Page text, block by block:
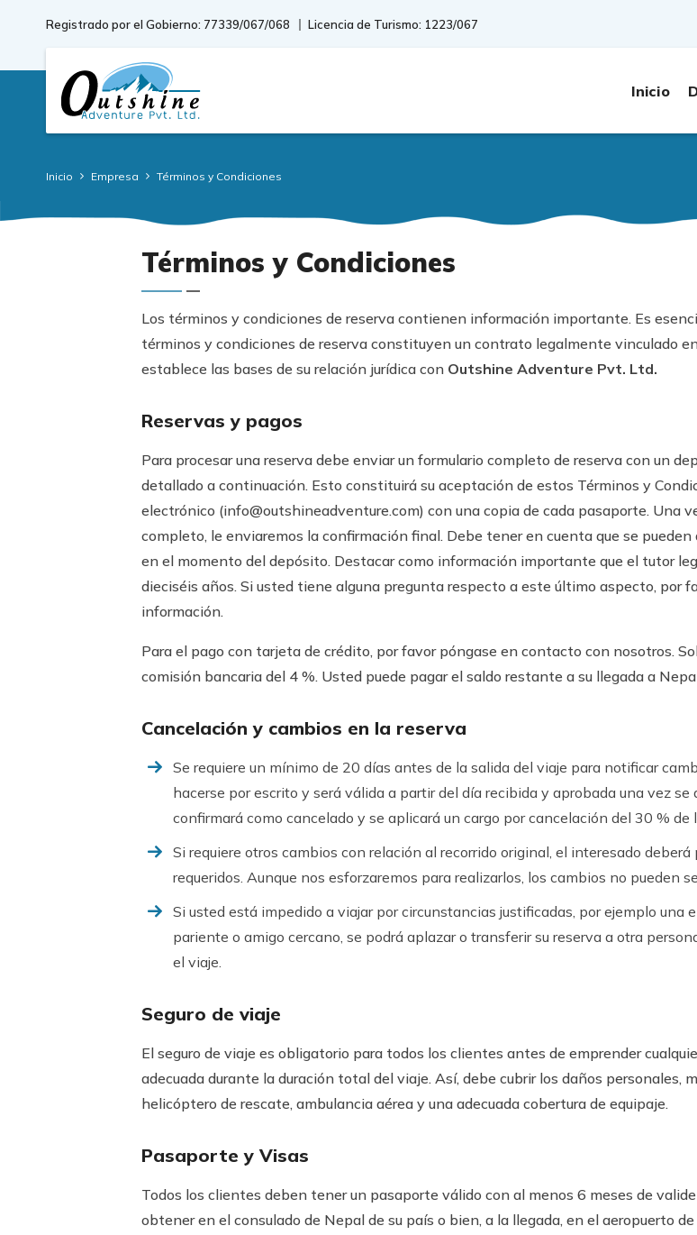
Registrado por el Gobierno: 77339/067/068 Licencia de Turismo: 1223/067
Inicio
Inicio Empresa Términos y Condiciones
Términos y Condiciones
Los términos y condiciones de reserva contienen información importante. Es
términos y condiciones de reserva constituyen un contrato legalmente vinculado
establece las bases de su relación jurídica con Outshine Adventure Pvt. Ltd.
Reservas y pagos
Para procesar una reserva debe enviar un formulario completo de reserva con un
detallado a continuación. Esto constituirá su aceptación de estos Términos y
electrónico (info@outshineadventure.com) con una copia de cada pasaporte. Una
completo, le enviaremos la confirmación final. Debe tener en cuenta que se
en el momento del depósito. Destacar como información importante que el tutor
dieciséis años. Si usted tiene alguna pregunta respecto a este último aspecto, por
información.
Para el pago con tarjeta de crédito, por favor póngase en contacto con nosotros.
comisión bancaria del 4 %. Usted puede pagar el saldo restante a su llegada a
Cancelación y cambios en la reserva
Se requiere un mínimo de 20 días antes de la salida del viaje para notificar
hacerse por escrito y será válida a partir del día recibida y aprobada una vez
confirmará como cancelado y se aplicará un cargo por cancelación del 30 %
Si requiere otros cambios con relación al recorrido original, el interesado
requeridos. Aunque nos esforzaremos para realizarlos, los cambios no pueden
Si usted está impedido a viajar por circunstancias justificadas, por ejemplo una
pariente o amigo cercano, se podrá aplazar o transferir su reserva a otra
el viaje.
Seguro de viaje
El seguro de viaje es obligatorio para todos los clientes antes de emprender
adecuada durante la duración total del viaje. Así, debe cubrir los daños personales,
helicóptero de rescate, ambulancia aérea y una adecuada cobertura de equipaje.
Pasaporte y Visas
Todos los clientes deben tener un pasaporte válido con al menos 6 meses de
obtener en el consulado de Nepal de su país o bien, a la llegada, en el aeropuerto